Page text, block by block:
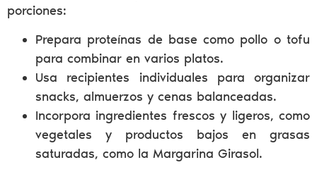
porciones:
Prepara proteínas de base como pollo o tofu
para combinar en varios platos.
Usa recipientes individuales para organizar
snacks, almuerzos y cenas balanceadas.
Incorpora ingredientes frescos y ligeros, como
vegetales y productos bajos en grasas
saturadas, como la Margarina Girasol​.